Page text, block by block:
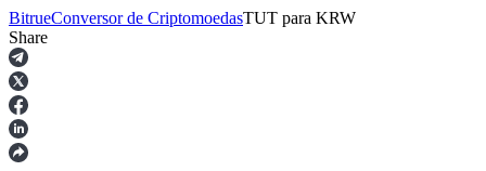
Futuros
BitrueConversor de CriptomoedasTUT para KRW
Share